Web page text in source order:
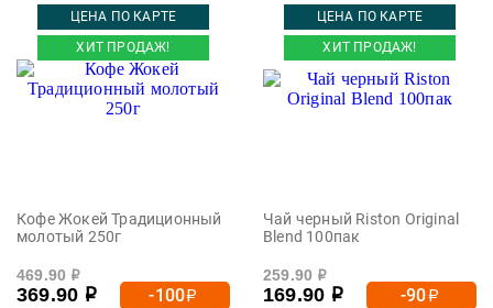
ЦЕНА ПО КАРТЕ
ХИТ ПРОДАЖ!
Кофе Жокей Традиционный
молотый 250г
469.90 р
369.90 р -100р
ЦЕНА ПО КАРТЕ
ХИТ ПРОДАЖ!
Чай черный Riston Original
Blend 100пак
259.90 р
169.90 р -90р